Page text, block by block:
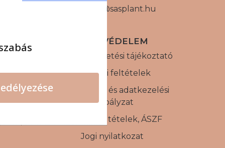
sasplant@sasplant.hu
ADATVÉDELEM
Internetes fizetési tájékoztató
Szállítási feltételek
Adatvédelmi és adatkezelési
szabályzat
Vásárlási feltételek, ÁSZF
Jogi nyilatkozat